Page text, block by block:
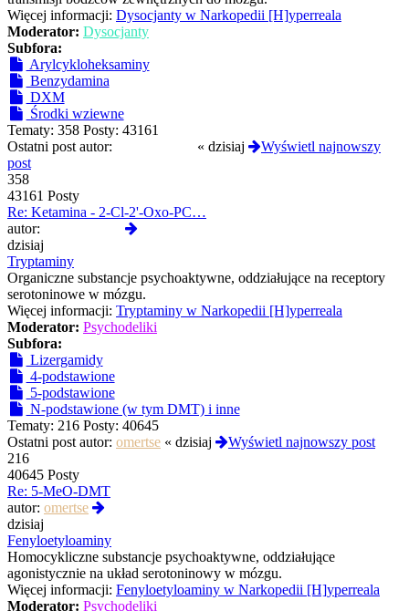
Więcej informacji: Dysocjanty w Narkopedii [H]yperreala
Moderator: Dysocjanty
Subfora:
Arylcykloheksaminy
Benzydamina
DXM
Środki wziewne
Tematy: 358 Posty: 43161
Ostatni post autor:
« dzisiaj
Wyświetl najnowszy
post
358
43161 Posty
Re: Ketamina - 2-Cl-2'-Oxo-PC…
autor:
dzisiaj
Tryptaminy
Organiczne substancje psychoaktywne, oddziałujące na receptory
serotoninowe w mózgu.
Więcej informacji: Tryptaminy w Narkopedii [H]yperreala
Moderator: Psychodeliki
Subfora:
Lizergamidy
4-podstawione
5-podstawione
N-podstawione (w tym DMT) i inne
Tematy: 216 Posty: 40645
Ostatni post autor: omertse « dzisiaj
Wyświetl najnowszy post
216
40645 Posty
Re: 5-MeO-DMT
autor: omertse
post
dzisiaj
Fenyloetyloaminy
Homocykliczne substancje psychoaktywne, oddziałujące
agonistycznie na układ serotoninowy w mózgu.
Więcej informacji: Fenyloetyloaminy w Narkopedii [H]yperreala
Moderator: Psychodeliki